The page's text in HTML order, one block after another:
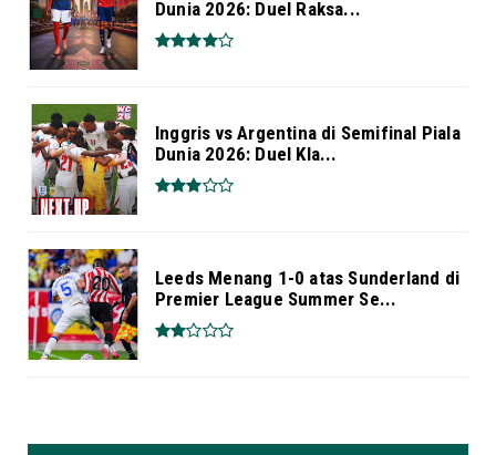
Dunia 2026: Duel Raksa...
Inggris vs Argentina di Semifinal Piala
Dunia 2026: Duel Kla...
Leeds Menang 1-0 atas Sunderland di
Premier League Summer Se...